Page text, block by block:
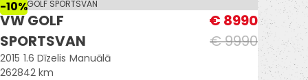
-U.C. ekstras.
-10%
VW GOLF
SPORTSVAN
€ 9990
€ 8990
2015 1.6 Dīzelis Manuālā
262842 km